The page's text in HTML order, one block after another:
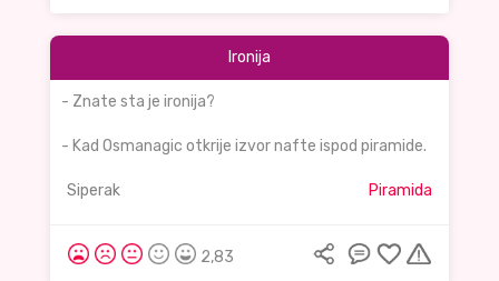
Ironija
- Znate sta je ironija?
- Kad Osmanagic otkrije izvor nafte ispod piramide.
Siperak Piramida
2,83